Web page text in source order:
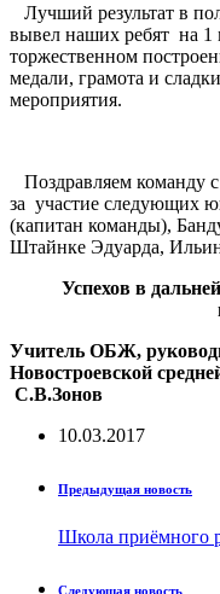
Лучший результат в
вывел наших ребят на 1
торжественном
медали, грамота и
мероприятия.
Поздравляем команду
за участие следующих
(капитан команды),
Штайнке Эдуарда,
Успехов в
Учитель ОБЖ,
С.В.Зонов
10.03.2017
Предыдущая новость
Школа приёмного
Следующая новость